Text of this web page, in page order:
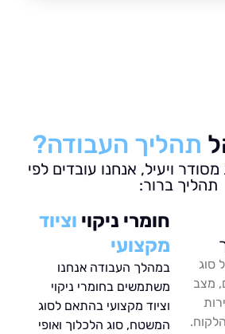
העבודה?
אנחנו עובדים לפי
ברור:
חומרי ניקוי וציוד
מקצועי
במהלך העבודה אנחנו
משתמשים בחומרי ניקוי
וציוד מקצועי בהתאם לסוג
המשטח, סוג הלכלוך ואופי